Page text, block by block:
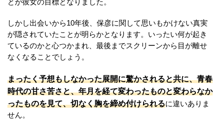
とが彼女の目標となりました。
しかし出会いから10年後、保彦に関して思いもかけない真実
が隠されていたことが明らかとなります。いったい何が起き
ているのかと心つかまれ、最後までスクリーンから目が離せ
なくなることでしょう。
まったく予想もしなかった展開に驚かされると共に、青春
時代の甘さ苦さと、年月を経て変わったものと変わらなか
ったものを見て、切なく胸を締め付けられるに違いありま
せん。